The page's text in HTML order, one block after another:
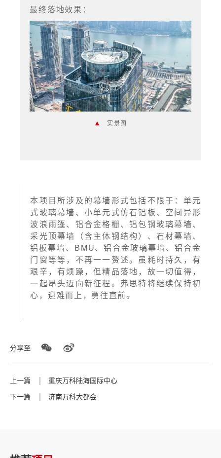
最终落地效果：
▲ 实景图
本项目所涉及的幕墙形式包括不限于：单元
式玻璃幕墙、小单元式仿石铝板、空间异形
波浪雨篷、铝合金格栅、铝包钢玻璃幕墙、
采光顶幕墙（含主体钢结构）、石材幕墙、
铝板幕墙、BMU、铝合金玻璃幕墙、铝合金
门窗等等，不再一一赘述。虽耗时持久，有
艰辛，有烦躁，但精品落地，故一切值得，
一起昂头迈向新征程。弗思特将继续保持初
心，迎难而上，勇往直前。
分享至
上一篇
重庆万科陆海国际中心
下一篇
济南万科大都会